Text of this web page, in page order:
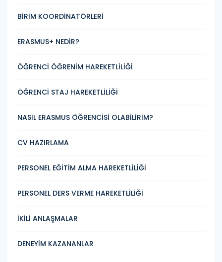
BİRİM KOORDİNATÖRLERİ
ERASMUS+ NEDİR?
ÖĞRENCİ ÖĞRENİM HAREKETLİLİĞİ
ÖĞRENCİ STAJ HAREKETLİLİĞİ
NASIL ERASMUS ÖĞRENCİSİ OLABİLİRİM?
CV HAZIRLAMA
PERSONEL EĞİTİM ALMA HAREKETLİLİĞİ
PERSONEL DERS VERME HAREKETLİLİĞİ
İKİLİ ANLAŞMALAR
DENEYİM KAZANANLAR